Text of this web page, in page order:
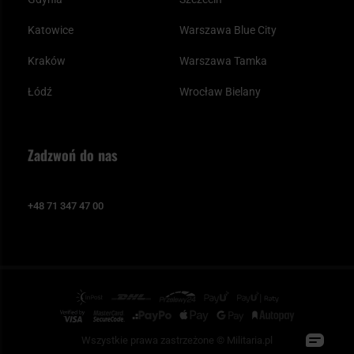
Katowice
Kraków
Łódź
Warszawa Blue City
Warszawa Tamka
Wrocław Bielany
Zadzwoń do nas
+48 71 347 47 00
Wszystkie prawa zastrzeżone © Militaria.pl